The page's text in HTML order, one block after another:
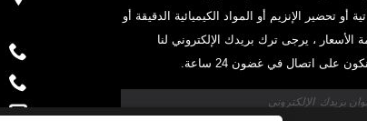
أو تحضير الإنزيم أو المواد الكيميائية الدقيقة أو
الأسعار ، يرجى ترك بريدك الإلكتروني لنا
على اتصال في غضون 24 ساعة.
الوظيفية من مرافق
التوريد تفيد